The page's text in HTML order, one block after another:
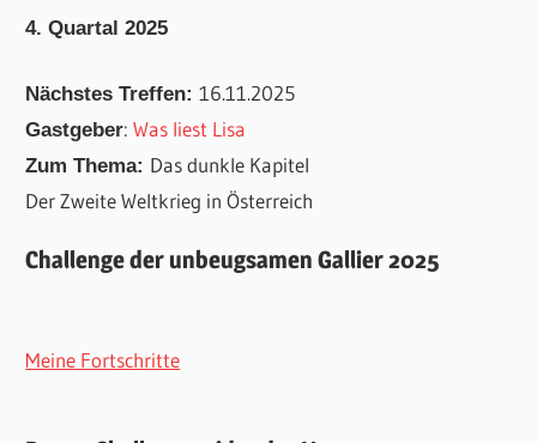
4. Quartal 2025
Nächstes Treffen:16.11.2025
Gastgeber:Was liest Lisa
Zum Thema: Das dunkle Kapitel
Der Zweite Weltkrieg in Österreich
Challenge der unbeugsamen Gallier 2025
Meine Fortschritte